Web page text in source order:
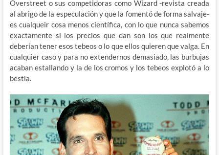
Overstreet o sus competidoras como Wizard -revista creada
al abrigo de la especulación y que la fomentó de forma salvaje-
es cualqueir cosa menos científica, con lo que nunca sabemos
exactamente si los precios que dan son los que realmente
deberían tener esos tebeos o lo que ellos quieren que valga. En
cualquier caso y para no extendernos demasiado, las burbujas
acaban estallando y la de los cromos y los tebeos explotó a lo
bestia.